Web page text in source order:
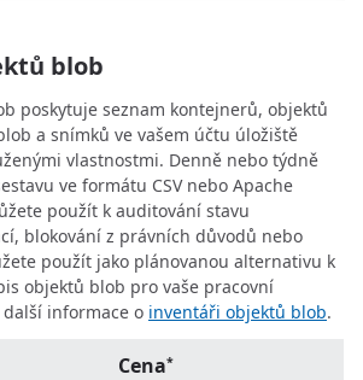
blob
poskytuje seznam kontejnerů, objektů
a snímků ve vašem účtu úložiště
vlastnostmi. Denně nebo týdně
ve formátu CSV nebo Apache
použít k auditování stavu
blokování z právních důvodů nebo
použít jako plánovanou alternativu k
objektů blob pro vaše pracovní
informace o inventáři objektů blob.
Cena*